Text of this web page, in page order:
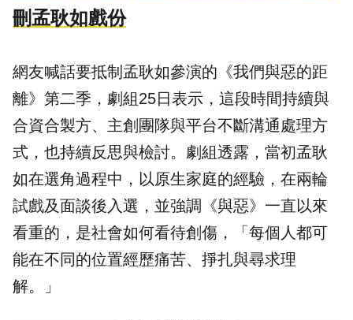
刪孟耿如戲份
網友喊話要抵制孟耿如參演的《我們與惡的距
離》第二季，劇組25日表示，這段時間持續與
合資合製方、主創團隊與平台不斷溝通處理方
式，也持續反思與檢討。劇組透露，當初孟耿
如在選角過程中，以原生家庭的經驗，在兩輪
試戲及面談後入選，並強調《與惡》一直以來
看重的，是社會如何看待創傷，「每個人都可
能在不同的位置經歷痛苦、掙扎與尋求理
解。」